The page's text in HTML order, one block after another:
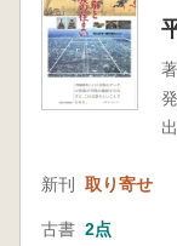
新刊 取り寄せ
古書 2点